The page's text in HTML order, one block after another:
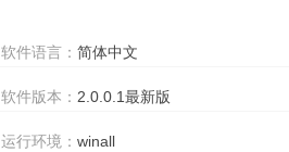
软件语言：简体中文
软件版本： 2.0.0.1最新版
运行环境：winall